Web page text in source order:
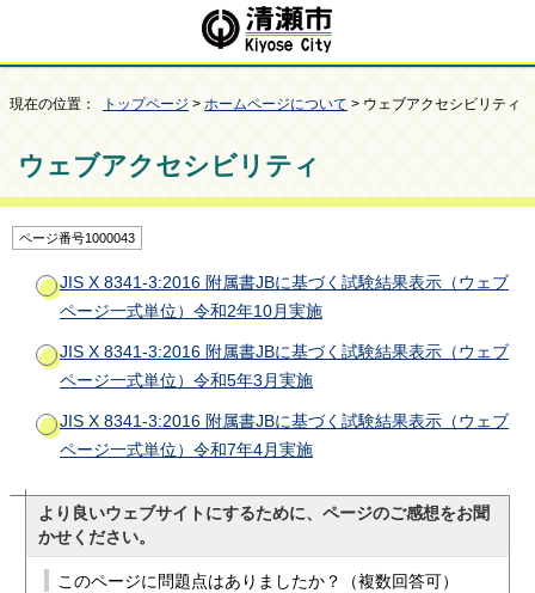
現在の位置： トップページ > ホームページについて > ウェブアクセシビリティ
ウェブアクセシビリティ
ページ番号1000043
JIS X 8341-3:2016 附属書JBに基づく試験結果表示（ウェブ
ページ一式単位）令和2年10月実施
JIS X 8341-3:2016 附属書JBに基づく試験結果表示（ウェブ
ページ一式単位）令和5年3月実施
JIS X 8341-3:2016 附属書JBに基づく試験結果表示（ウェブ
ページ一式単位）令和7年4月実施
より良いウェブサイトにするために、ページのご感想をお聞
かせください。
このページに問題点はありましたか？（複数回答可）